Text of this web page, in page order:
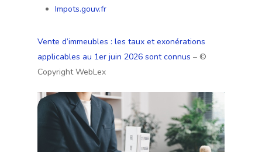
Impots.gouv.fr
Vente d’immeubles : les taux et exonérations
applicables au 1er juin 2026 sont connus – ©
Copyright WebLex